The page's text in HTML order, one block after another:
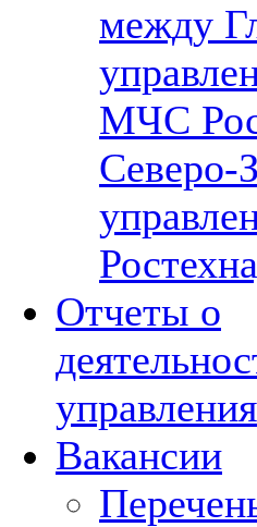
между
МЧС
Северо-
Отчеты о
управления
Вакансии